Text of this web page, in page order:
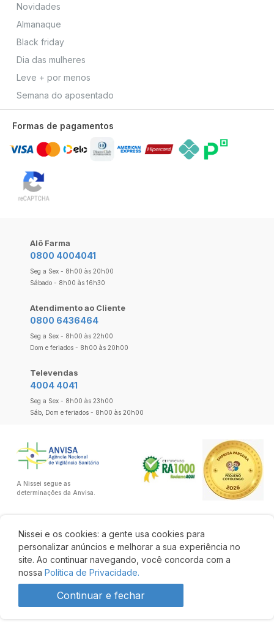
Nissei e os cookies: a gente usa cookies para
personalizar anúncios e melhorar a sua experiência no
site. Ao continuar navegando, você concorda com a
nossa Política de Privacidade.
Continuar e fechar
Novidades
Almanaque
Black friday
Dia das mulheres
Leve + por menos
Semana do aposentado
Formas de pagamentos
Alô Farma
0800 4004041
Seg a Sex - 8h00 às 20h00
Sábado - 8h00 às 16h30
Atendimento ao Cliente
0800 6436464
Seg a Sex - 8h00 às 22h00
Dom e feriados - 8h00 às 20h00
Televendas
4004 4041
Seg a Sex - 8h00 às 23h00
Sáb, Dom e feriados - 8h00 às 20h00
A Nissei segue as
determinações da Anvisa.